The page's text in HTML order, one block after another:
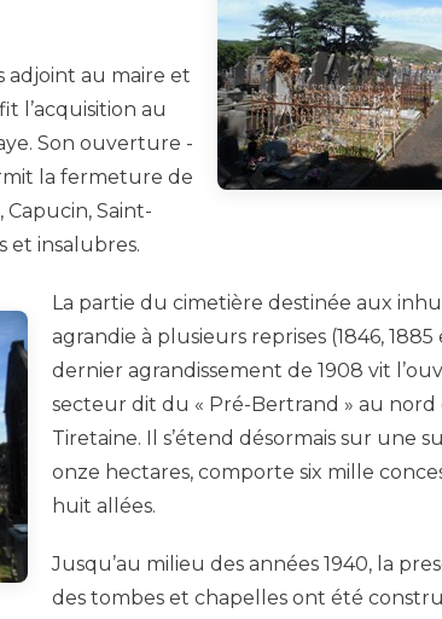
adjoint au maire et
l’acquisition au
Son ouverture -
la fermeture de
Saint-
et insalubres.
La partie du cimetière destinée aux
agrandie à plusieurs reprises (1846, 1885
dernier agrandissement de 1908 vit
secteur dit du « Pré-Bertrand » au nord
Tiretaine. Il s’étend désormais sur une
onze hectares, comporte six mille
huit allées.
Jusqu’au milieu des années 1940, la
des tombes et chapelles ont été